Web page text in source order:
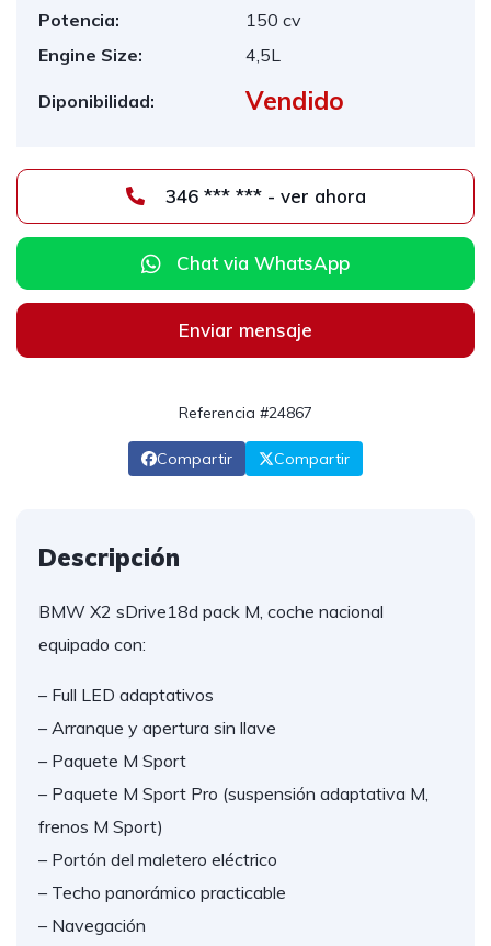
Potencia:
150 cv
Engine Size:
4,5L
Diponibilidad: Vendido
346 *** *** - ver ahora
Chat via WhatsApp
Enviar mensaje
Referencia #24867
Compartir Compartir
Descripción
BMW X2 sDrive18d pack M, coche nacional
equipado con:
– Full LED adaptativos
– Arranque y apertura sin llave
– Paquete M Sport
– Paquete M Sport Pro (suspensión adaptativa M,
frenos M Sport)
– Portón del maletero eléctrico
– Techo panorámico practicable
– Navegación